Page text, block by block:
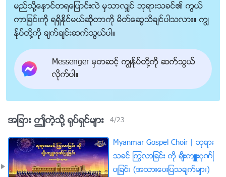
မည္သို႔ေႏွာင္တရေျပာင္းလဲ မွသာလွ်င္ ဘုရားသခင္၏ ကြယ္
ကာျခင္းကို ရရွိႏိုင္မယ္ဆိုတာကို မိတ္ေဆြသိခ်င္ပါသလား။ ကြၽ
န္ုပ္တို႔ကို ခ်က္ခ်င္းဆက္သြယ္ပါ။
Messenger မွတဆင့္ ကြၽန္ုပ္တို႔ကို ဆက္သြယ္
လိုက္ပါ။
အျခား ဤကဲ့သို႔ ႐ုပ္ရွင္မ်ား 4/23
Myanmar Gospel Choir | ဘုရား
သခင္ ႂကြလာျခင္း ကို ခ်ီးက်ဴးဂုဏ္ျ
ပဳျခင္း (အသားေပးျပသခ်က္မ်ား)